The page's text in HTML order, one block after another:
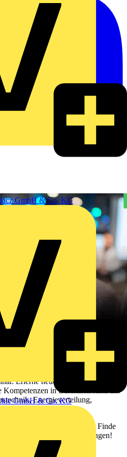
GmbH & Co. KG
GmbH & Co. KG
schafft die besten
Erfolg!
2026 erwarten Dich spannende
Erlerne neues Fachwissen
Kompetenzen in Bereichen rund um
Energieverteilung,
mit Zertifikat – Finde
und Dein Team weiterbringen!